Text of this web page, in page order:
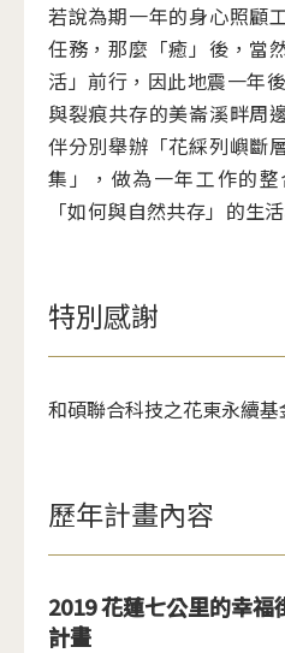
若說為期一年的身心照顧
任務，那麼「癒」後，當
活」前行，因此地震一年
與裂痕共存的美崙溪畔周
伴分別舉辦「花綵列嶼斷
集」，做為一年工作的
「如何與自然共存」的生
特別感謝
和碩聯合科技之花東永續基
歷年計畫內容
2019 花蓮七公里的幸福
計畫